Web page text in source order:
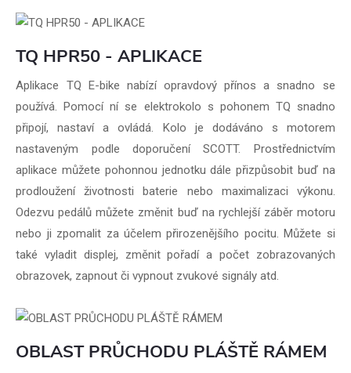
TQ HPR50 - APLIKACE
Aplikace TQ E-bike nabízí opravdový přínos a snadno se
používá. Pomocí ní se elektrokolo s pohonem TQ snadno
připojí, nastaví a ovládá. Kolo je dodáváno s motorem
nastaveným podle doporučení SCOTT. Prostřednictvím
aplikace můžete pohonnou jednotku dále přizpůsobit buď na
prodloužení životnosti baterie nebo maximalizaci výkonu.
Odezvu pedálů můžete změnit buď na rychlejší záběr motoru
nebo ji zpomalit za účelem přirozenějšího pocitu. Můžete si
také vyladit displej, změnit pořadí a počet zobrazovaných
obrazovek, zapnout či vypnout zvukové signály atd.
OBLAST PRŮCHODU PLÁŠTĚ RÁMEM